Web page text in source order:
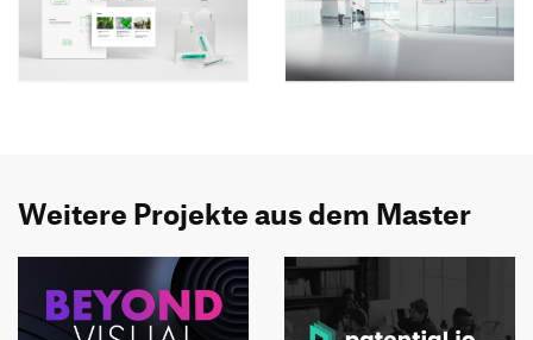
Weitere Projekte aus dem Master